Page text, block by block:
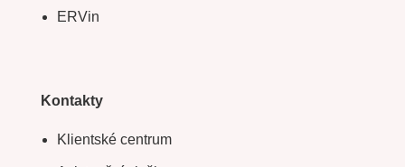
ERVin
Kontakty
Klientské centrum